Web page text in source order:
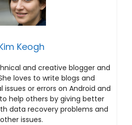
Keogh
and creative blogger and
loves to write blogs and
issues or errors on Android and
help others by giving better
data recovery problems and
other issues.